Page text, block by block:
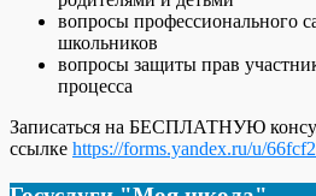
вопросы профессионального
школьников
вопросы защиты прав
процесса
Записаться на БЕСПЛАТНУЮ
ссылке https://forms.yandex.ru/u/